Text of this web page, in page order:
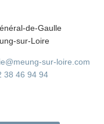
de-Gaulle
sur-Loire
sur-loire.com
38 46 94 94